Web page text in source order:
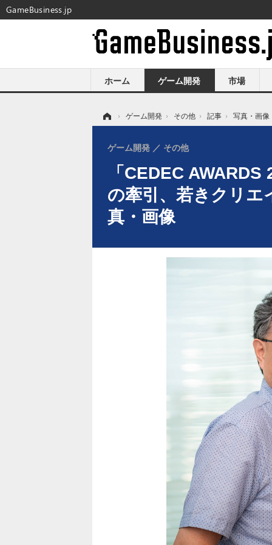
ホーム ゲーム開発 市場
› ゲーム開発 › その他 › 記事 › 写真・画像
「CEDEC
の牽引、若きクリエ
真・画像
ゲーム開発 その他
GameBusiness.jp